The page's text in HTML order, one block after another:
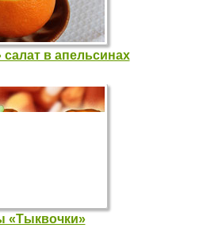
в апельсинах
«Тыквочки»